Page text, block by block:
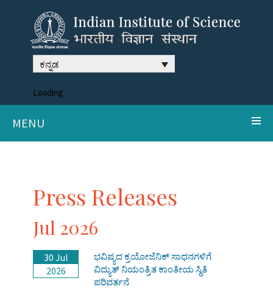
ಕನ್ನಡ
Loading
MENU
Press Releases
Jul 2026
30 Jul
2026
ಭವಿಷ್ಯದ ಕ್ರಯೋಜೆನಿಕ್ ಸಾಧನಗಳಿಗೆ
ವಿದ್ಯುತ್ ನಿಯಂತ್ರಿತ ಕಾಂತೀಯ ಸ್ಥಿತಿ
ಪರಿವರ್ತನೆ